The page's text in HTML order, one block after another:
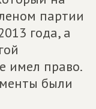
партии
года, а
имел право.
были